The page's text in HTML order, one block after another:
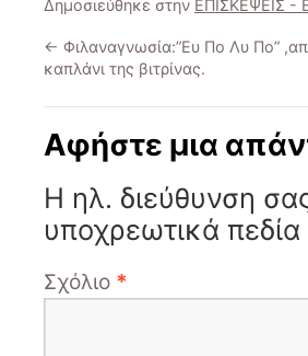
Δημοσιεύθηκε στην ΕΠΙΣΚΕΨΕΙΣ
← Φιλαναγνωσία:”Ευ Πο Λυ Πο”
καπλάνι της βιτρίνας.
Αφήστε μια
Η ηλ. διεύθυνση
υποχρεωτικά
Σχόλιο *